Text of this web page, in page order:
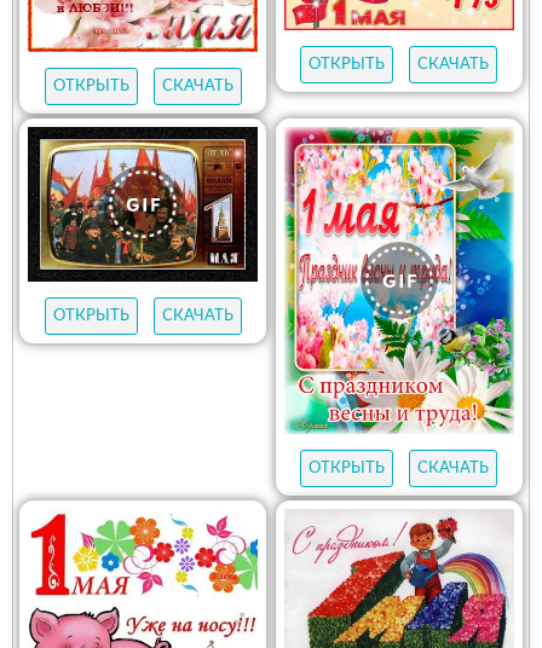
ОТКРЫТЬ СКАЧАТЬ
ОТКРЫТЬ СКАЧАТЬ
ОТКРЫТЬ СКАЧАТЬ
ОТКРЫТЬ СКАЧАТЬ